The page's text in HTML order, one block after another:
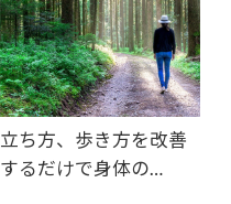
立ち方、歩き方を改善
するだけで身体の…